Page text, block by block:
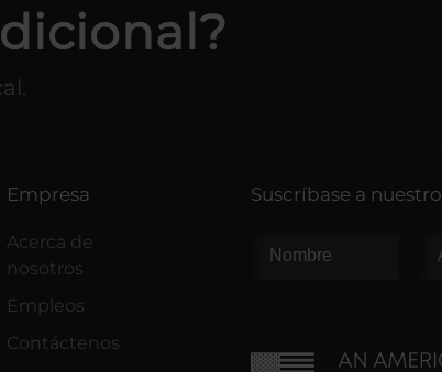
Empresa
Acerca de
nosotros
Empleos
Contáctenos
Suscríbase a